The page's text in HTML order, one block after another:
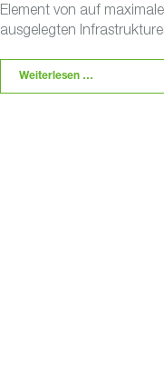
Element von auf
ausgelegten
können derartige
werden. Allerdings gibt
Weiterlesen …